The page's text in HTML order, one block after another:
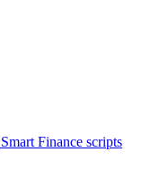
Smart Finance scripts